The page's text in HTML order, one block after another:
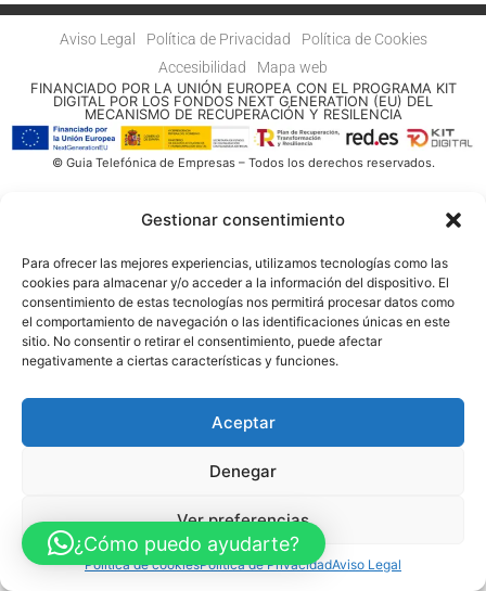
Gestionar consentimiento
Para ofrecer las mejores experiencias, utilizamos tecnologías como las
cookies para almacenar y/o acceder a la información del dispositivo. El
consentimiento de estas tecnologías nos permitirá procesar datos como
el comportamiento de navegación o las identificaciones únicas en este
sitio. No consentir o retirar el consentimiento, puede afectar
negativamente a ciertas características y funciones.
Aceptar
Denegar
Ver preferencias
Política de cookiesPolítica de PrivacidadAviso Legal
Aviso Legal Política de Privacidad
Política de Cookies
Accesibilidad
Mapa web
FINANCIADO POR LA UNIÓN EUROPEA CON EL PROGRAMA KIT
DIGITAL POR LOS FONDOS NEXT GENERATION (EU) DEL
MECANISMO DE RECUPERACIÓN Y RESILENCIA
© Guia Telefónica de Empresas – Todos los derechos reservados.
¿Cómo puedo ayudarte?